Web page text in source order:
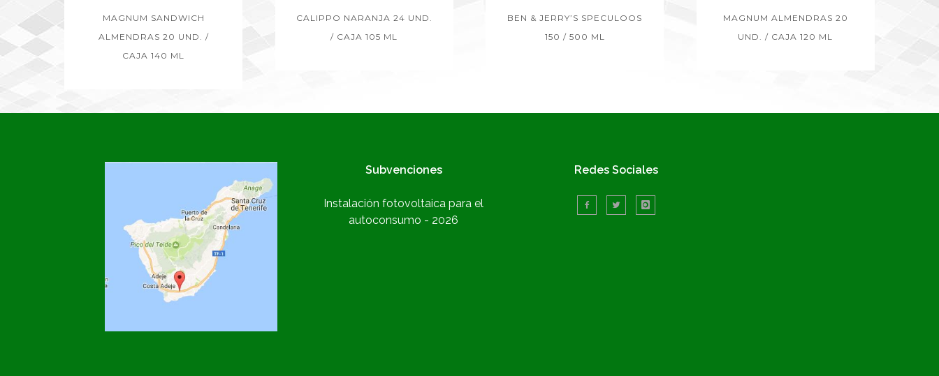
MAGNUM SANDWICH
ALMENDRAS 20 UND. /
CAJA 140 ML
CALIPPO NARANJA 24 UND.
/ CAJA 105 ML
BEN & JERRY’S SPECULOOS
150 / 500 ML
MAGNUM ALMENDRAS 20
UND. / CAJA 120 ML
Subvenciones
Instalación fotovoltaica para el
autoconsumo - 2026
Redes Sociales